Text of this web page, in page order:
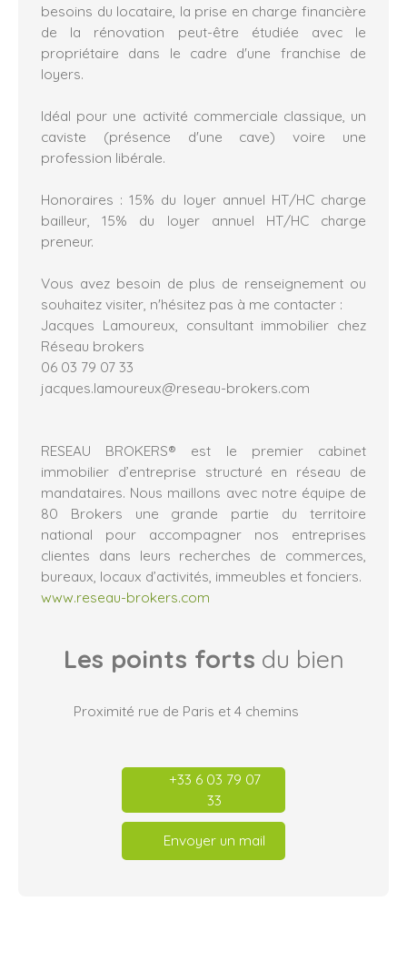
besoins du locataire, la prise en charge financière
de la rénovation peut-être étudiée avec le
propriétaire dans le cadre d'une franchise de
loyers.
Idéal pour une activité commerciale classique, un
caviste (présence d'une cave) voire une
profession libérale.
Honoraires : 15% du loyer annuel HT/HC charge
bailleur, 15% du loyer annuel HT/HC charge
preneur.
Vous avez besoin de plus de renseignement ou
souhaitez visiter, n'hésitez pas à me contacter :
Jacques Lamoureux, consultant immobilier chez
Réseau brokers
06 03 79 07 33
jacques.lamoureux@reseau-brokers.com
RESEAU BROKERS® est le premier cabinet
immobilier d’entreprise structuré en réseau de
mandataires. Nous maillons avec notre équipe de
80 Brokers une grande partie du territoire
national pour accompagner nos entreprises
clientes dans leurs recherches de commerces,
bureaux, locaux d’activités, immeubles et fonciers.
www.reseau-brokers.com
Les points forts du bien
Proximité rue de Paris et 4 chemins
+33 6 03 79 07
33
Envoyer un mail